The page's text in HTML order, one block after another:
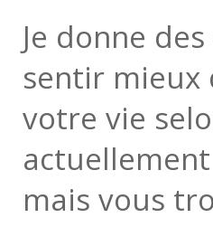
Je donne
sentir mieux
votre vie
mais vous